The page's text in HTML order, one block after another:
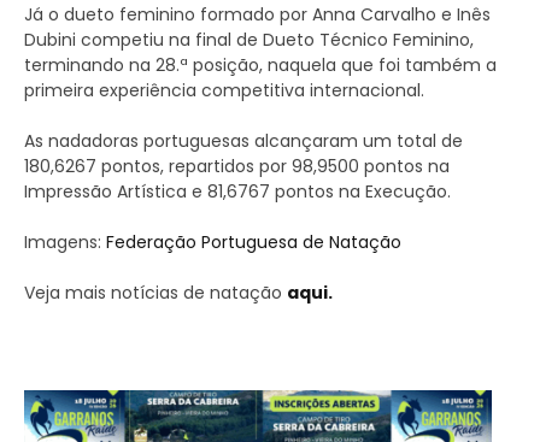
Já o dueto feminino formado por Anna Carvalho e Inês
Dubini competiu na final de Dueto Técnico Feminino,
terminando na 28.ª posição, naquela que foi também a
primeira experiência competitiva internacional.
As nadadoras portuguesas alcançaram um total de
180,6267 pontos, repartidos por 98,9500 pontos na
Impressão Artística e 81,6767 pontos na Execução.
Imagens: Federação Portuguesa de Natação
Veja mais notícias de natação aqui.